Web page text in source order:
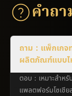
คำถ
ถาม：แพ็กเกจ
ผลิตภัณฑ์แบบไ
ตอบ：เหมาะสำห
แพลตฟอร์มโซเชี